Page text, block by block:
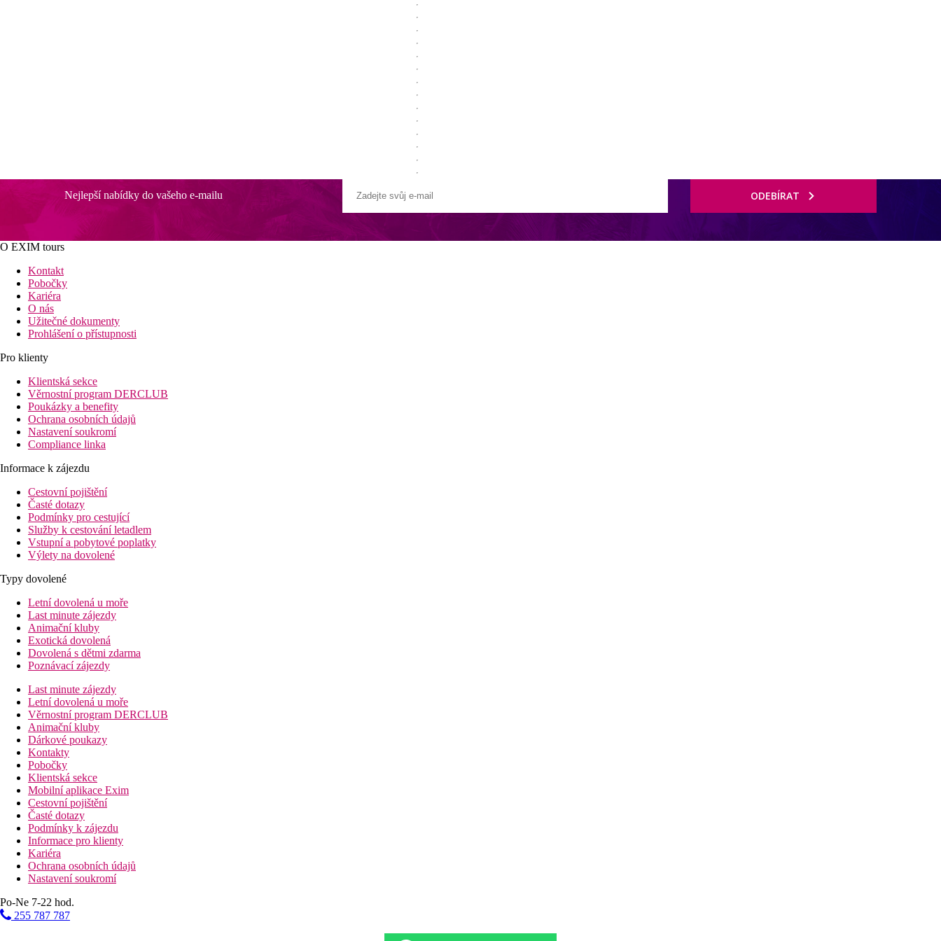
Nejlepší nabídky do vašeho e-mailu ODEBÍRAT
O EXIM tours
Kontakt
Pobočky
Kariéra
O nás
Užitečné dokumenty
Prohlášení o přístupnosti
Pro klienty
Klientská sekce
Věrnostní program DERCLUB
Poukázky a benefity
Ochrana osobních údajů
Nastavení soukromí
Compliance linka
Informace k zájezdu
Cestovní pojištění
Časté dotazy
Podmínky pro cestující
Služby k cestování letadlem
Vstupní a pobytové poplatky
Výlety na dovolené
Typy dovolené
Letní dovolená u moře
Last minute zájezdy
Animační kluby
Exotická dovolená
Dovolená s dětmi zdarma
Poznávací zájezdy
Last minute zájezdy
Letní dovolená u moře
Věrnostní program DERCLUB
Animační kluby
Dárkové poukazy
Kontakty
Pobočky
Klientská sekce
Mobilní aplikace Exim
Cestovní pojištění
Časté dotazy
Podmínky k zájezdu
Informace pro klienty
Kariéra
Ochrana osobních údajů
Nastavení soukromí
Po-Ne 7-22 hod.
255 787 787